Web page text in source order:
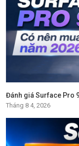
Đánh giá Surface Pro
Tháng 8 4, 2026